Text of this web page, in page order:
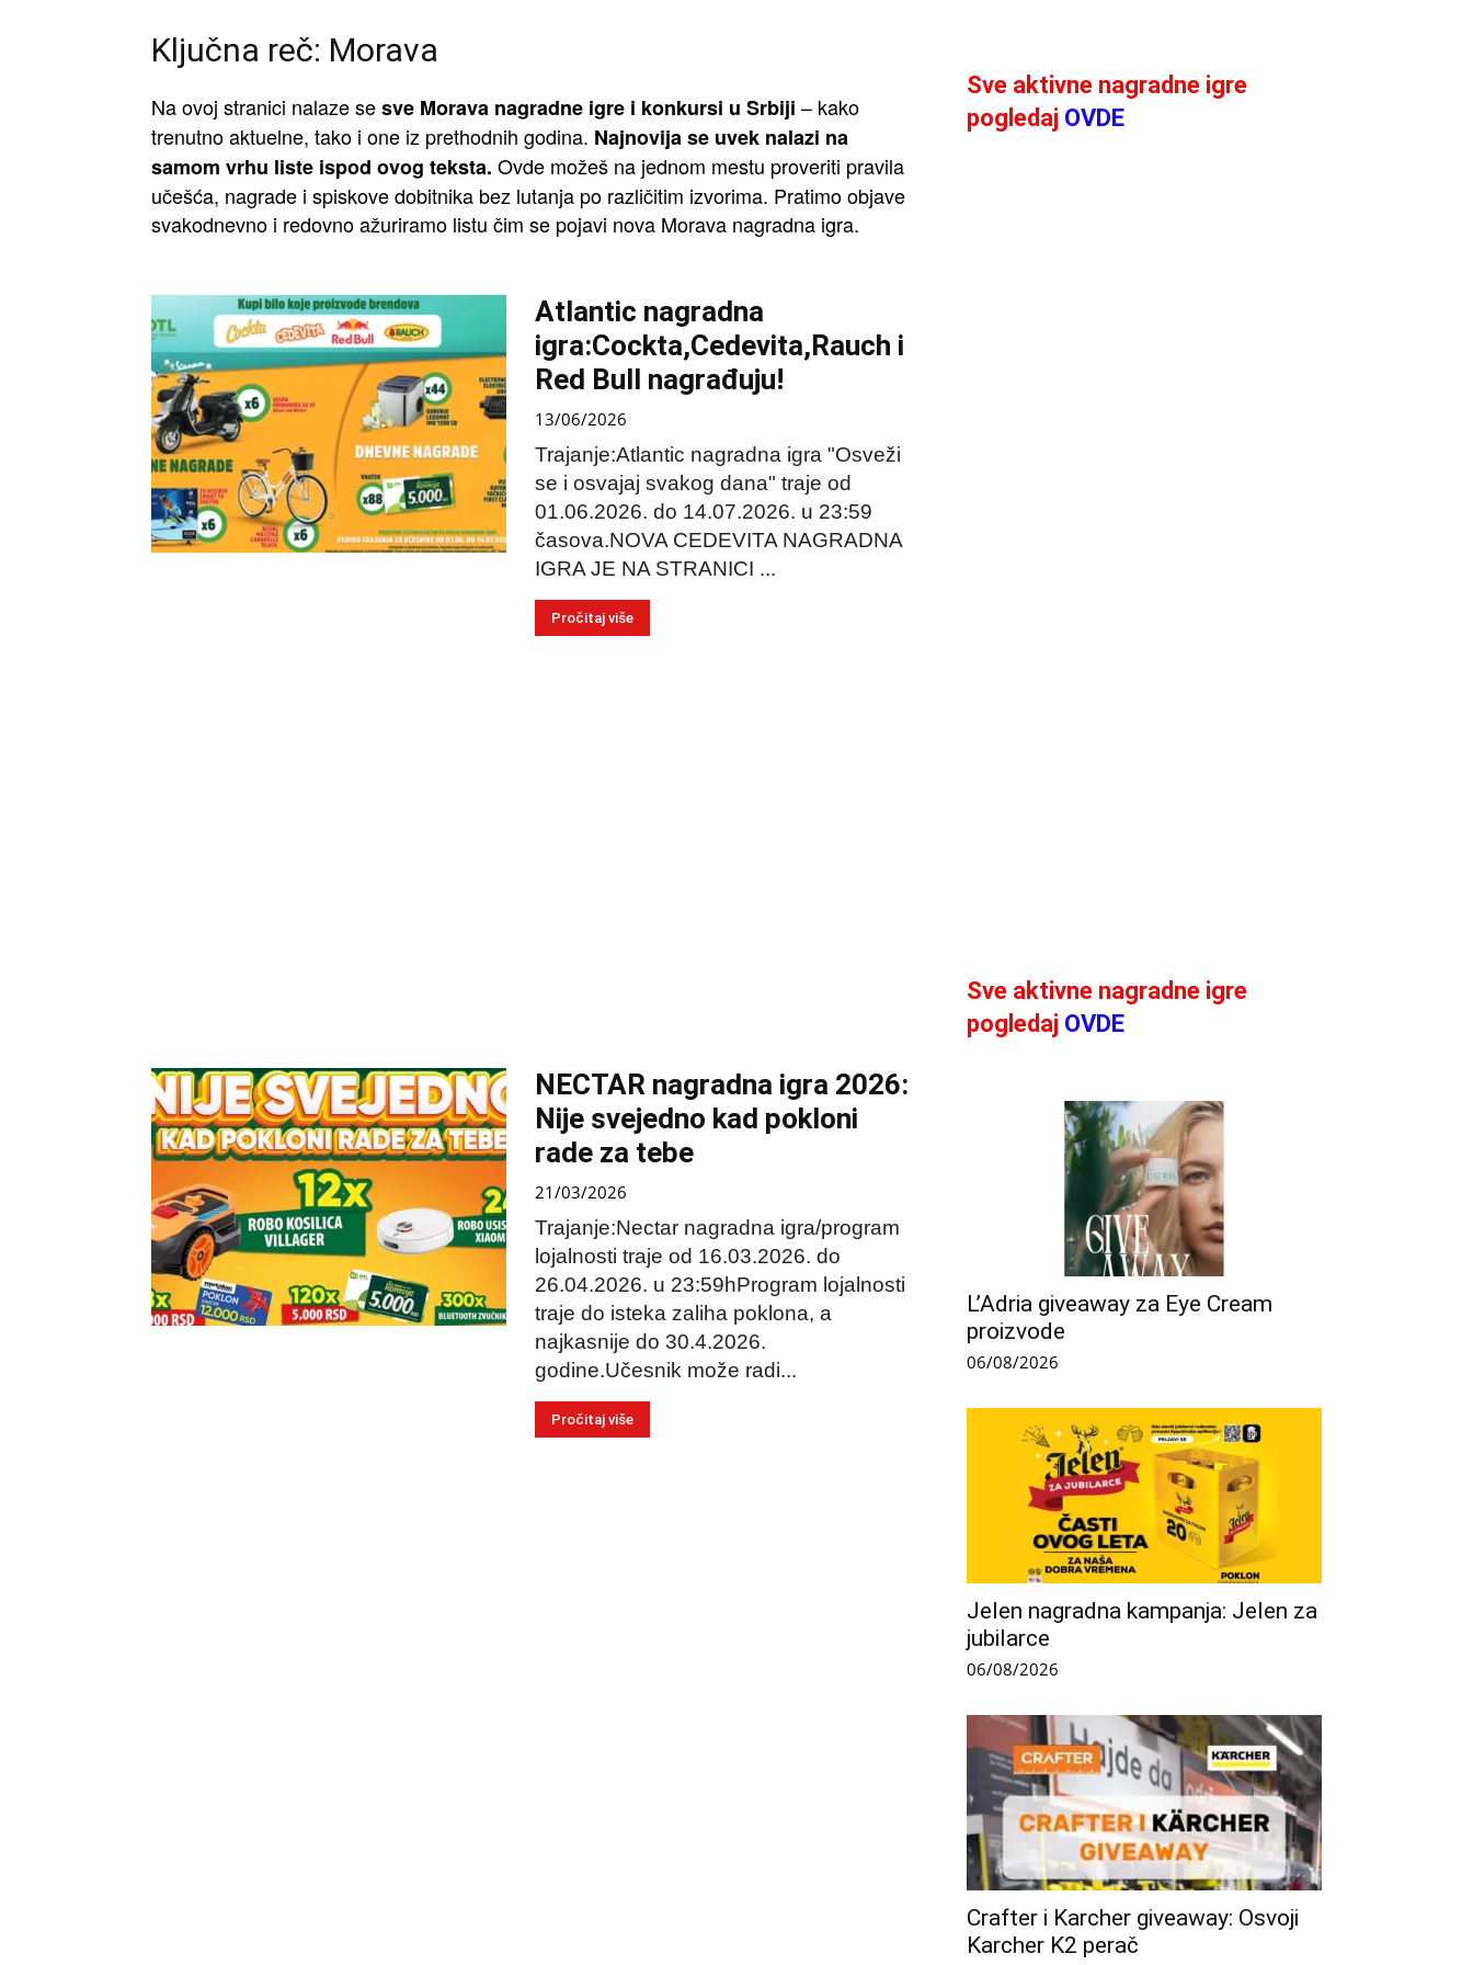
Ključna reč: Morava
Na ovoj stranici nalaze sesve Morava nagradne igre i konkursi u Srbiji – kako
trenutno aktuelne, tako i one iz prethodnih godina. Najnovija se uvek nalazi na
samom vrhu liste ispod ovog teksta. Ovde možeš na jednom mestu proveriti pravila
učešća, nagrade i spiskove dobitnika bez lutanja po različitim izvorima. Pratimo objave
svakodnevno i redovno ažuriramo listu čim se pojavi nova Morava nagradna igra.
Atlantic nagradna
igra:Cockta,Cedevita,Rauch i
Red Bull nagrađuju!
13/06/2026
Trajanje:Atlantic nagradna igra "Osveži
se i osvajaj svakog dana" traje od
01.06.2026. do 14.07.2026. u 23:59
časova.NOVA CEDEVITA NAGRADNA
IGRA JE NA STRANICI ...
Pročitaj više
NECTAR nagradna igra 2026:
Nije svejedno kad pokloni
rade za tebe
21/03/2026
Trajanje:Nectar nagradna igra/program
lojalnosti traje od 16.03.2026. do
26.04.2026. u 23:59hProgram lojalnosti
traje do isteka zaliha poklona, a
najkasnije do 30.4.2026.
godine.Učesnik može radi...
Pročitaj više
Sve aktivne nagradne igre
pogledaj OVDE
Sve aktivne nagradne igre
pogledaj OVDE
L’Adria giveaway za Eye Cream
proizvode
06/08/2026
Jelen nagradna kampanja: Jelen za
jubilarce
06/08/2026
Crafter i Karcher giveaway: Osvoji
Karcher K2 perač